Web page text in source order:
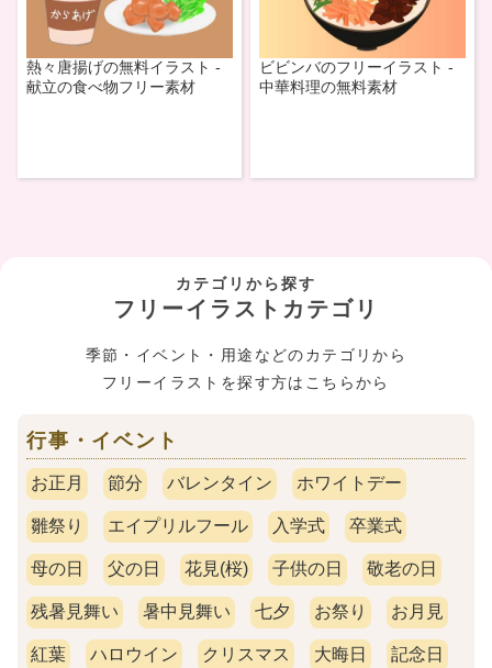
熱々唐揚げの無料イラスト -
献立の食べ物フリー素材
ビビンバのフリーイラスト -
中華料理の無料素材
カテゴリから探す
フリーイラストカテゴリ
季節・イベント・用途などのカテゴリから
フリーイラストを探す方はこちらから
行事・イベント
お正月 節分 バレンタイン ホワイトデー
雛祭り エイプリルフール 入学式 卒業式
母の日 父の日 花見(桜) 子供の日 敬老の日
残暑見舞い 暑中見舞い 七夕 お祭り お月見
紅葉 ハロウイン クリスマス 大晦日 記念日